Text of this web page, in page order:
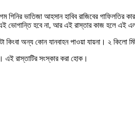
ভাতিজা আহসান হাবিব রাজিবের
ভোগান্তি হবে না, আর এই রাস্তার কাজ হলে এই
অন্য কোন যানবাহন পাওয়া যায়না। ২ কিলো
এই রাস্তাটির সংস্কার করা হোক।